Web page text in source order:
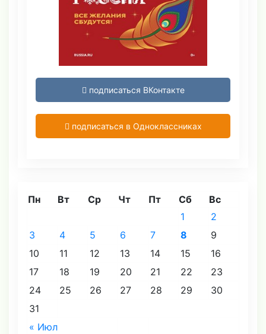
подписаться ВКонтакте
подписаться в Одноклассниках
Пн Вт Ср Чт Пт Сб Вс
« Июл
1
2
3
4 5 6 7 8
9
10
11 12 13 14 15
16
17
18 19 20 21 22
23
24
25 26 27 28 29
30
31